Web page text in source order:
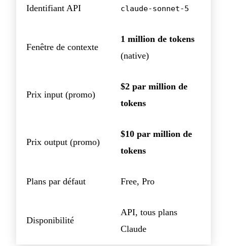
Identifiant API claude-sonnet-5
Fenêtre de contexte
1 million de tokens
(native)
Prix input (promo)
$2 par million de
tokens
Prix output (promo)
$10 par million de
tokens
Plans par défaut Free, Pro
Disponibilité
API, tous plans
Claude